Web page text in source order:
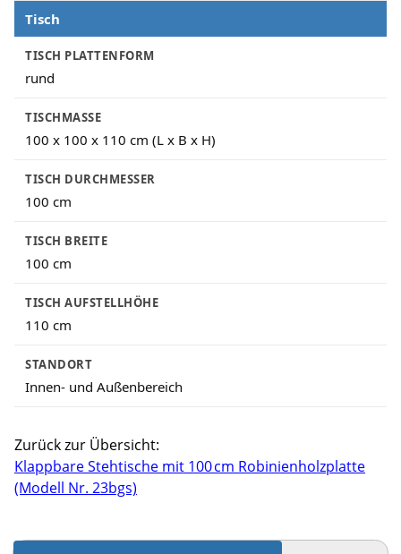
Tisch
TISCH PLATTENFORM
rund
TISCHMASSE
100 x 100 x 110 cm (L x B x H)
TISCH DURCHMESSER
100 cm
TISCH BREITE
100 cm
TISCH AUFSTELLHÖHE
110 cm
STANDORT
Innen- und Außenbereich
Zurück zur Übersicht:
Klappbare Stehtische mit 100 cm Robinienholzplatte
(Modell Nr. 23bgs)